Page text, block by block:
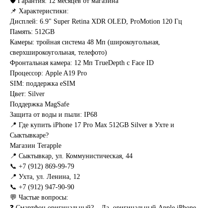
📌 Характеристики:
Дисплей: 6.9" Super Retina XDR OLED, ProMotion 120 Гц
Память: 512GB
Камеры: тройная система 48 Мп (широкоугольная,
сверхширокоугольная, телефото)
Фронтальная камера: 12 Мп TrueDepth с Face ID
Процессор: Apple A19 Pro
SIM: поддержка eSIM
Цвет: Silver
Поддержка MagSafe
Защита от воды и пыли: IP68
📍 Где купить iPhone 17 Pro Max 512GB Silver в Ухте и
Сыктывкаре?
Магазин Terapple
📍 Сыктывкар, ул. Коммунистическая, 44
📞 +7 (912) 869-99-79
📍 Ухта, ул. Ленина, 12
📞 +7 (912) 947-90-90
💬 Частые вопросы: